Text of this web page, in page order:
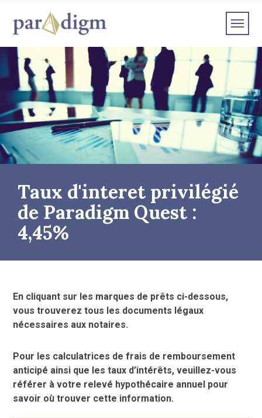
Taux d'interet privilégié
de Paradigm Quest :
4,45%
En cliquant sur les marques de prêts ci-dessous,
vous trouverez tous les documents légaux
nécessaires aux notaires.
Pour les calculatrices de frais de remboursement
anticipé ainsi que les taux d’intérêts, veuillez-vous
référer à votre relevé hypothécaire annuel pour
savoir où trouver cette information.